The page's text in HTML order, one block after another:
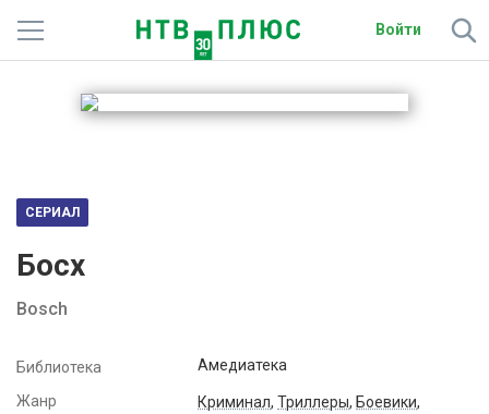
Войти
Телеканалы
О сайте
СЕРИАЛ
Босх
Bosch
Библиотека Амедиатека
Жанр Криминал, Триллеры, Боевики,